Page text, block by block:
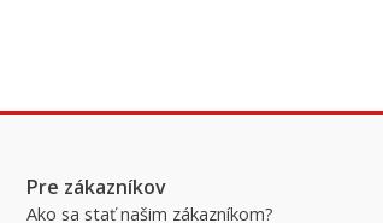
Pre zákazníkov
Ako sa stať našim zákazníkom?